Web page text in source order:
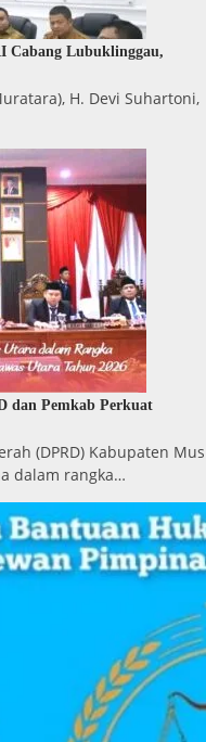
Cabang Lubuklinggau,
H. Devi Suhartoni,
dan Pemkab Perkuat
(DPRD) Kabupaten
dalam rangka…